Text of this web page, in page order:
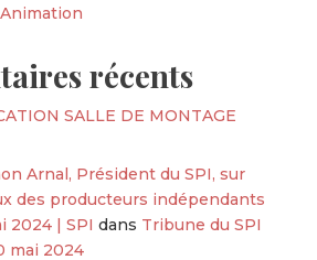
récents
SALLE DE MONTAGE
Arnal, Président du SPI, sur
des producteurs indépendants
2024 | SPI dans Tribune du SPI
mai 2024